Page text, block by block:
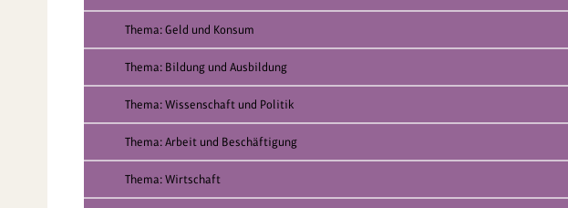
Thema: Geld und Konsum
Thema: Bildung und Ausbildung
Thema: Wissenschaft und Politik
Thema: Arbeit und Beschäftigung
Thema: Wirtschaft